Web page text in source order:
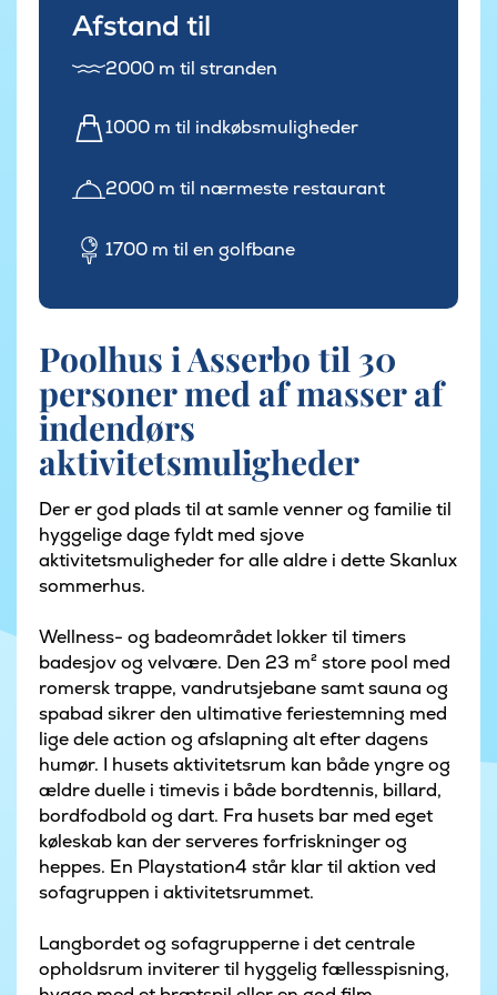
Afstand til
2000 m til stranden
1000 m til indkøbsmuligheder
2000 m til nærmeste restaurant
1700 m til en golfbane
Poolhus i Asserbo til 30
personer med af masser af
indendørs
aktivitetsmuligheder
Der er god plads til at samle venner og familie til
hyggelige dage fyldt med sjove
aktivitetsmuligheder for alle aldre i dette Skanlux
sommerhus.
Wellness- og badeområdet lokker til timers
badesjov og velvære. Den 23 m² store pool med
romersk trappe, vandrutsjebane samt sauna og
spabad sikrer den ultimative feriestemning med
lige dele action og afslapning alt efter dagens
humør. I husets aktivitetsrum kan både yngre og
ældre duelle i timevis i både bordtennis, billard,
bordfodbold og dart. Fra husets bar med eget
køleskab kan der serveres forfriskninger og
heppes. En Playstation4 står klar til aktion ved
sofagruppen i aktivitetsrummet.
Langbordet og sofagrupperne i det centrale
opholdsrum inviterer til hyggelig fællesspisning,